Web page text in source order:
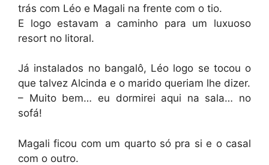
trás com Léo e Magali na frente com o tio.
E logo estavam a caminho para um luxuoso
resort no litoral.
Já instalados no bangalô, Léo logo se tocou o
que talvez Alcinda e o marido queriam lhe dizer.
– Muito bem… eu dormirei aqui na sala… no
sofá!
Magali ficou com um quarto só pra si e o casal
com o outro.